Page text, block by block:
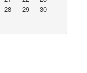
28 29
30